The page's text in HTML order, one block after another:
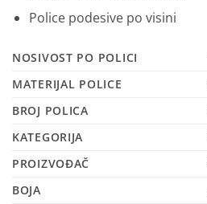
Police podesive po visini
NOSIVOST PO POLICI
MATERIJAL POLICE
BROJ POLICA
KATEGORIJA
PROIZVOĐAČ
BOJA